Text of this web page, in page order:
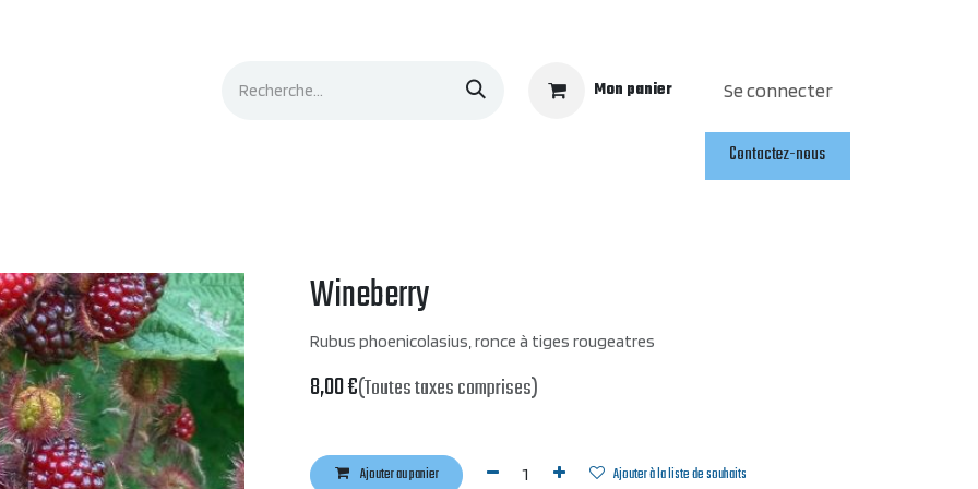
Mon panier Se connecter
Contactez-nous
Wineberry
Rubus phoenicolasius, ronce à tiges rougeatres
8,00€(Toutes taxes comprises)
Ajouter au panier Ajouter à la liste de souhaits